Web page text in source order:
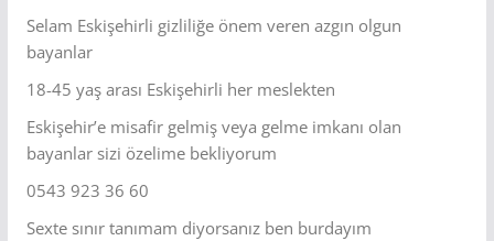
Selam Eskişehirli gizliliğe önem veren azgın olgun
bayanlar
18-45 yaş arası Eskişehirli her meslekten
Eskişehir’e misafir gelmiş veya gelme imkanı olan
bayanlar sizi özelime bekliyorum
0543 923 36 60
Sexte sınır tanımam diyorsanız ben burdayım